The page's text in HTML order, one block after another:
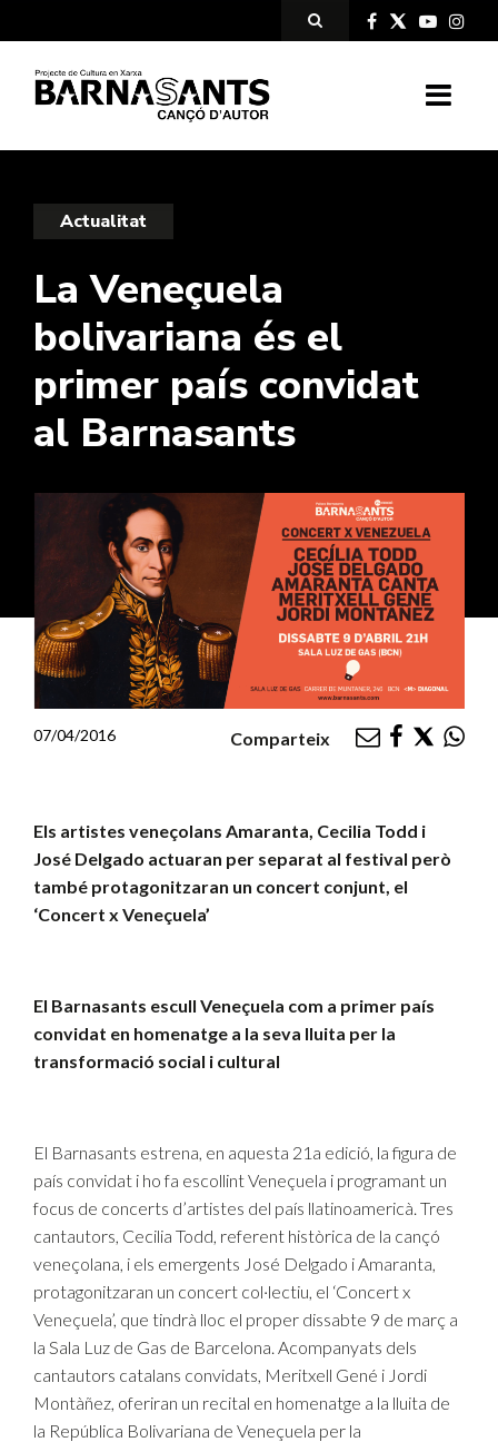
Actualitat
La Veneçuela
bolivariana és el
primer país convidat
al Barnasants
07/04/2016 Comparteix
Els artistes veneçolans Amaranta, Cecilia Todd i
José Delgado actuaran per separat al festival però
també protagonitzaran un concert conjunt, el
‘Concert x Veneçuela’
El Barnasants escull Veneçuela com a primer país
convidat en homenatge a la seva lluita per la
transformació social i cultural
El Barnasants estrena, en aquesta 21a edició, la figura de
país convidat i ho fa escollint Veneçuela i programant un
focus de concerts d’artistes del país llatinoamericà. Tres
cantautors, Cecilia Todd, referent històrica de la cançó
veneçolana, i els emergents José Delgado i Amaranta,
protagonitzaran un concert col·lectiu, el ‘Concert x
Veneçuela’, que tindrà lloc el proper dissabte 9 de març a
la Sala Luz de Gas de Barcelona. Acompanyats dels
cantautors catalans convidats, Meritxell Gené i Jordi
Montàñez, oferiran un recital en homenatge a la lluita de
la República Bolivariana de Veneçuela per la